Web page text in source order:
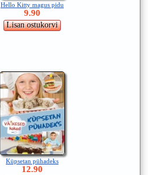
Hello Kitty magus pidu
9.90
Küpsetan pühadeks
12.90